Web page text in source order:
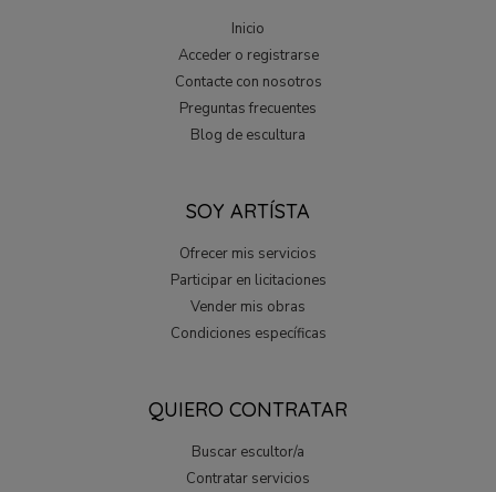
Inicio
Acceder o registrarse
Contacte con nosotros
Preguntas frecuentes
Blog de escultura
SOY ARTÍSTA
Ofrecer mis servicios
Participar en licitaciones
Vender mis obras
Condiciones específicas
QUIERO CONTRATAR
Buscar escultor/a
Contratar servicios